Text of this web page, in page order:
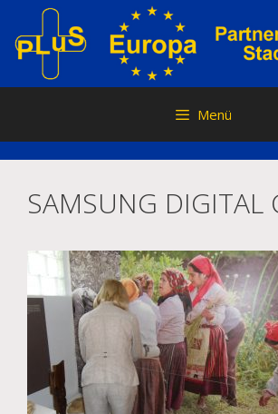
Inhalt
springen
Menü
SAMSUNG DIGITAL